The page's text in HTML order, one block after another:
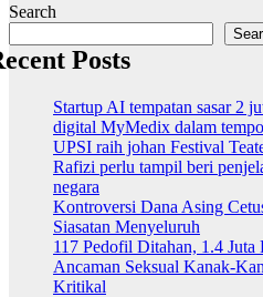
Search
Posts
Startup AI tempatan sasar 2
digital MyMedix dalam
UPSI raih johan Festival
Rafizi perlu tampil beri
negara
Kontroversi Dana Asing
Siasatan Menyeluruh
117 Pedofil Ditahan, 1.4
Ancaman Seksual Kanak-
Kritikal